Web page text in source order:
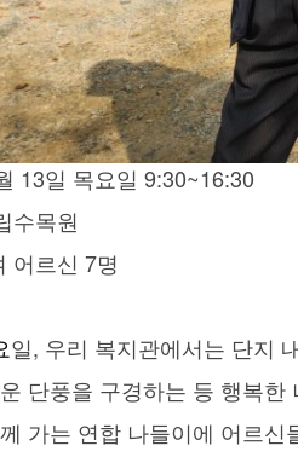
13일 목요일 9:30~16:30
수목원
어르신 7명
일, 우리 복지관에서는 단지
단풍을 구경하는 등 행복한
가는 연합 나들이에 어르